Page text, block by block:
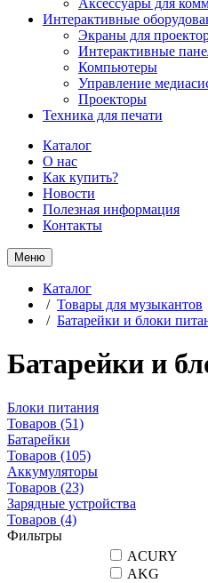
Аксессуары для
Интерактивные
Экраны для
Интерактивные
Компьютеры
Управление
Проекторы
Техника для печати
Каталог
О нас
Как купить?
Новости
Полезная информация
Контакты
Меню
Каталог
/ Товары для музыкантов
/ Батарейки и блоки
Батарейки и
Блоки питания
Товаров (51)
Батарейки
Товаров (105)
Аккумуляторы
Товаров (23)
Зарядные устройства
Товаров (4)
Фильтры
ACURY
AKG